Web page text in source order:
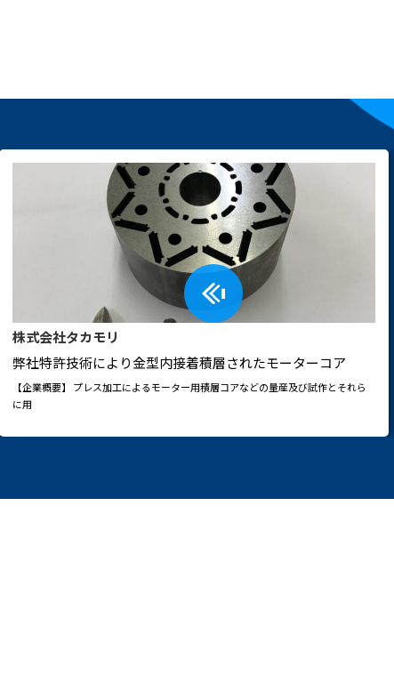
株式会社タカモリ
弊社特許技術により金型内接着積層されたモーターコア
【企業概要】 プレス加工によるモーター用積層コアなどの量産及び試作とそれら
に用